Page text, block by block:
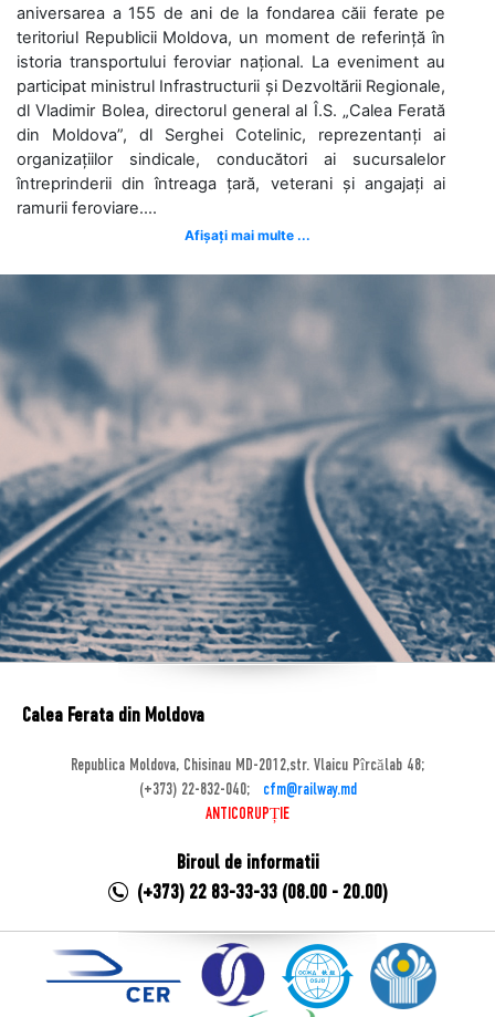
aniversarea a 155 de ani de la fondarea căii ferate pe
teritoriul Republicii Moldova, un moment de referință în
istoria transportului feroviar național. La eveniment au
participat ministrul Infrastructurii și Dezvoltării Regionale,
dl Vladimir Bolea, directorul general al Î.S. „Calea Ferată
din Moldova”, dl Serghei Cotelinic, reprezentanți ai
organizațiilor sindicale, conducători ai sucursalelor
întreprinderii din întreaga țară, veterani și angajați ai
ramurii feroviare....
Afișați mai multe ...
Calea Ferata din Moldova
Republica Moldova, Chisinau MD-2012,str. Vlaicu Pîrcălab 48;
(+373) 22-832-040;
cfm@railway.md
ANTICORUPȚIE
Biroul de informatii
(+373) 22 83-33-33 (08.00 - 20.00)